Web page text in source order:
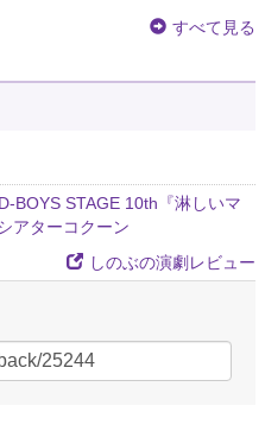
すべて見る
BOYS STAGE 10th『淋しいマ
アターコクーン
しのぶの演劇レビュー